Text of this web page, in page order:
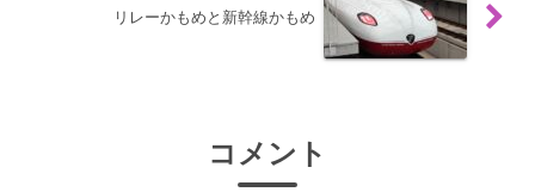
リレーかもめと新幹線かもめ
コメント